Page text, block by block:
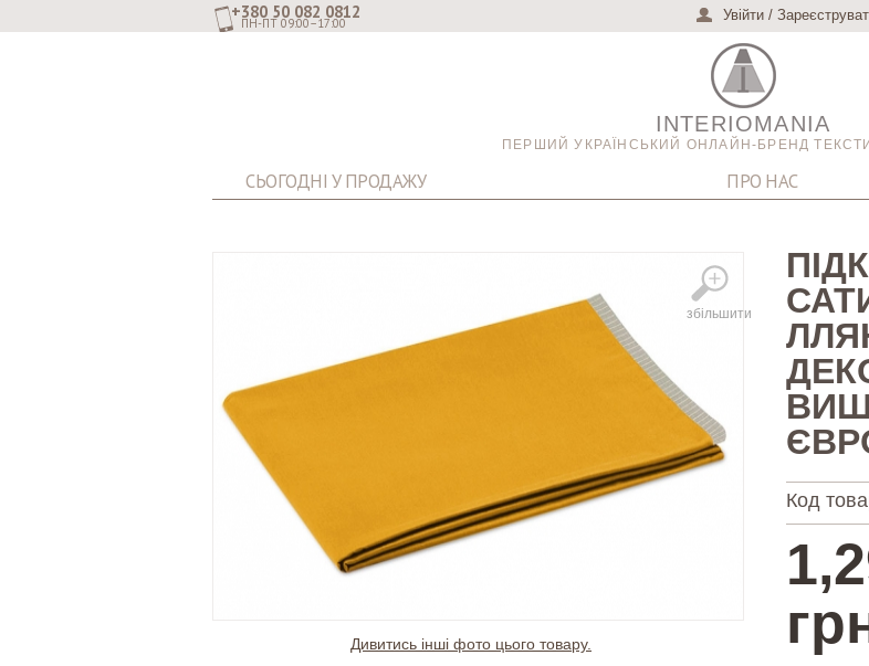
+380 50 082 0812
ПН-ПТ 09:00–17:00 Увійти /
INTERIOMANIA
ПЕРШИЙ УКРАЇНСЬКИЙ ОНЛАЙН-БРЕНД
СЬОГОДНІ У ПРОДАЖУ ПРО НАС
збільшити
Код
Дивитись інші фото цього товару.